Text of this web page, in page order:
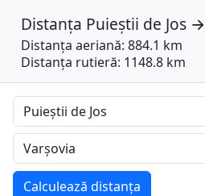
Distanța Puieștii de Jos →
Distanța aeriană: 884.1 km
Distanța rutieră: 1148.8 km
Calculează distanța